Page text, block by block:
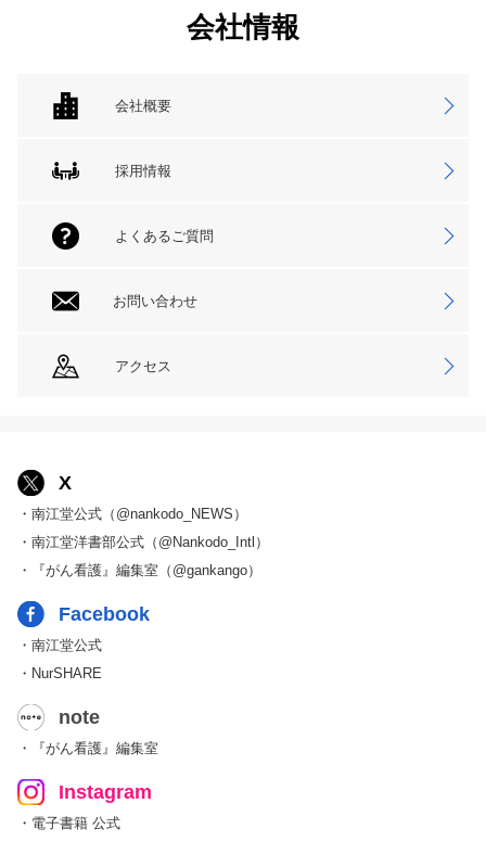
会社情報
会社概要
採用情報
よくあるご質問
お問い合わせ
アクセス
X
・南江堂公式（@nankodo_NEWS）
・南江堂洋書部公式（@Nankodo_Intl）
・『がん看護』編集室（@gankango）
Facebook
・南江堂公式
・NurSHARE
note
・『がん看護』編集室
Instagram
・電子書籍 公式